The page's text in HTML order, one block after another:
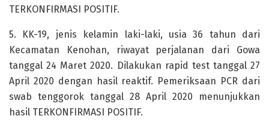
TERKONFIRMASI POSITIF.
5. KK-19, jenis kelamin laki-laki, usia 36 tahun dari
Kecamatan Kenohan, riwayat perjalanan dari Gowa
tanggal 24 Maret 2020. Dilakukan rapid test tanggal 27
April 2020 dengan hasil reaktif. Pemeriksaan PCR dari
swab tenggorok tanggal 28 April 2020 menunjukkan
hasil TERKONFIRMASI POSITIF.